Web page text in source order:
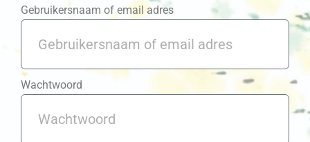
Gebruikersnaam of email adres
Wachtwoord